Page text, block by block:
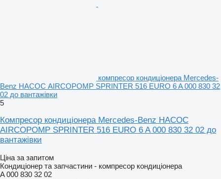
компресор кондиціонера Mercedes-
Benz НАСОС AIRCOPOMP SPRINTER 516 EURO 6 A 000 830 32
02 до вантажівки
5
Компресор кондиціонера Mercedes-Benz НАСОС
AIRCOPOMP SPRINTER 516 EURO 6 A 000 830 32 02 до
вантажівки
Ціна за запитом
Кондиціонер та запчастини - компресор кондиціонера
A 000 830 32 02